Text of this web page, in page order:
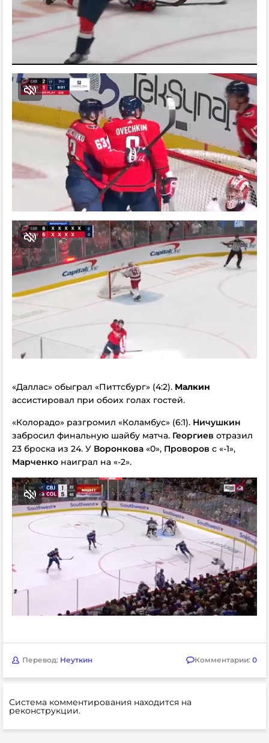
«Даллас» обыграл «Питтсбург» (4:2). Малкин
ассистировал при обоих голах гостей.
«Колорадо» разгромил «Коламбус» (6:1). Ничушкин
забросил финальную шайбу матча. Георгиев отразил
23 броска из 24. У Воронкова «0», Проворов с «-1»,
Марченко наиграл на «-2».
Перевод: Неуткин Комментарии: 0
Система комментирования находится на
реконструкции.